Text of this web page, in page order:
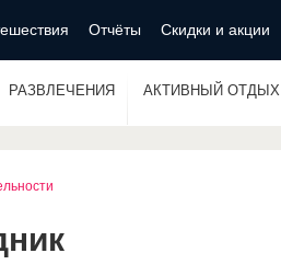
Отчёты Скидки и акции
РАЗВЛЕЧЕНИЯ АКТИВНЫЙ ОТДЫХ